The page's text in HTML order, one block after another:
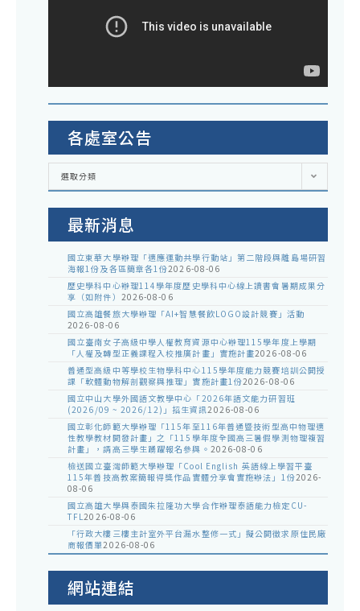
各處室公告
各
室
選取分類
最新消息
國立東華大學辦理「適應運動共學行動站」第二階段與離島場研習
海報1份及各區簡章各1份2026-08-06
歷史學科中心辦理114學年度歷史學科中心線上讀書會暑期成果分
享（如附件） 2026-08-06
國立高雄餐旅大學辦理「AI+智慧餐飲LOGO設計競賽」活動
2026-08-06
國立臺南女子高級中學人權教育資源中心辦理115學年度上學期
「人權及轉型正義課程入校推廣計畫」實施計畫2026-08-06
普通型高級中等學校生物學科中心115學年度能力競賽培訓公開授
課「軟體動物解剖觀察與推理」實施計畫1份2026-08-06
國立中山大學外國語文教學中心「2026年語文能力研習班
(2026/09 ~ 2026/12)」招生資訊2026-08-06
國立彰化師範大學辦理「115年至116年普通暨技術型高中物理適
性教學教材開發計畫」之「115學年度全國高三暑假學測物理複習
計畫」，請高三學生踴躍報名參與。 2026-08-06
檢送國立臺灣師範大學辦理「Cool English 英語線上學習平臺
115年普技高教案簡報得獎作品實體分享會實施辦法」1份2026-
08-06
國立高雄大學與泰國朱拉隆功大學合作辦理泰語能力檢定CU-
TFL2026-08-06
「行政大樓三樓主計室外平台漏水整修一式」擬公開徵求原住民廠
商報價單2026-08-06
網站連結